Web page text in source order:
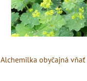
Alchemilka obyčajná vňať